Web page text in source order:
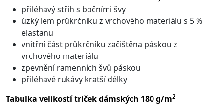
přiléhavý střih s bočními švy
úzký lem průkrčníku z vrchového materiálu s 5 %
elastanu
vnitřní část průkrčníku začištěna páskou z
vrchového materiálu
zpevnění ramenních švů páskou
přiléhavé rukávy kratší délky
Tabulka velikostí triček dámských 180 g/m2